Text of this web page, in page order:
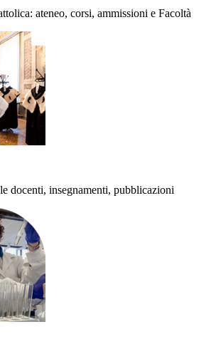
ateneo, corsi, ammissioni e Facoltà
docenti, insegnamenti, pubblicazioni